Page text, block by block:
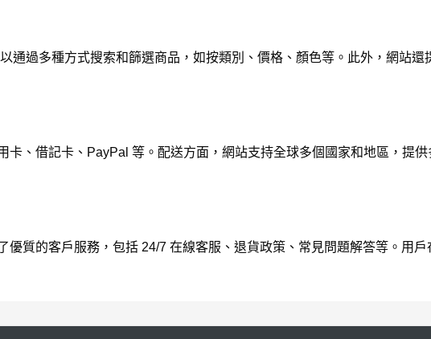
通過多種方式搜索和篩選商品，如按類別、價格、顏色等。此外，網站
卡、借記卡、PayPal 等。配送方面，網站支持全球多個國家和地區，提
優質的客戶服務，包括 24/7 在線客服、退貨政策、常見問題解答等。用